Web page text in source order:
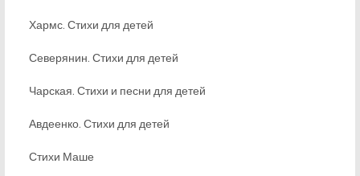
Хармс. Стихи для детей
Северянин. Стихи для детей
Чарская. Стихи и песни для детей
Авдеенко. Стихи для детей
Стихи Маше